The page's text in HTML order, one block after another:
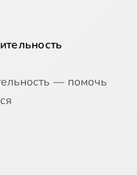
— помочь